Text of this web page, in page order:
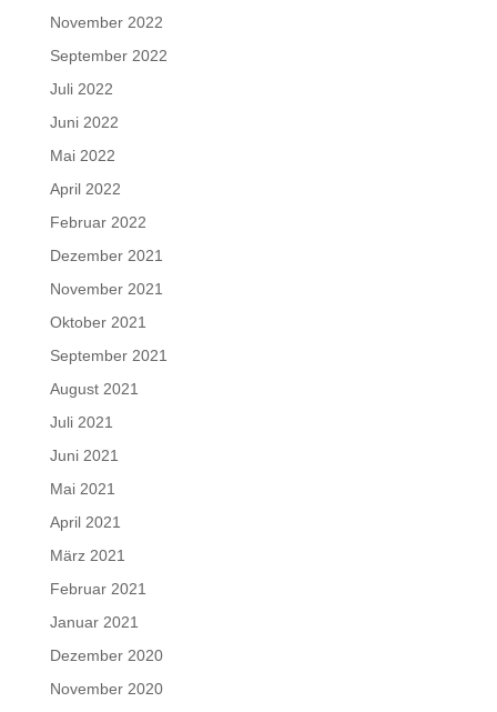
November 2022
September 2022
Juli 2022
Juni 2022
Mai 2022
April 2022
Februar 2022
Dezember 2021
November 2021
Oktober 2021
September 2021
August 2021
Juli 2021
Juni 2021
Mai 2021
April 2021
März 2021
Februar 2021
Januar 2021
Dezember 2020
November 2020